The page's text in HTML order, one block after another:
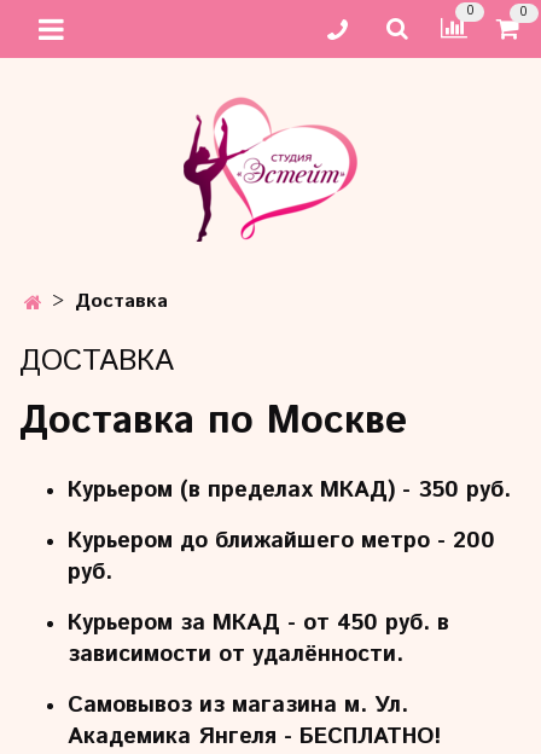
0 0
Доставка
ДОСТАВКА
Доставка по Москве
Курьером (в пределах МКАД) - 350 руб.
Курьером до ближайшего метро - 200
руб.
Курьером за МКАД - от 450 руб. в
зависимости от удалённости.
Самовывоз из магазина м. Ул.
Академика Янгеля - БЕСПЛАТНО!